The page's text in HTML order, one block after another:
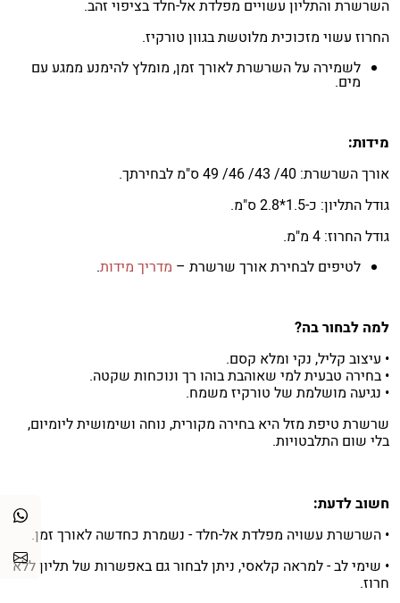
השרשרת והתליון עשויים מפלדת אל-חלד בציפוי זהב.
החרוז עשוי מזכוכית מלוטשת בגוון טורקיז.
לשמירה על השרשרת לאורך זמן, מומלץ להימנע ממגע עם
מים.
מידות:
אורך השרשרת: 40/ 43/ 46/ 49
ס"מ לבחירתך.
גודל התליון: כ-1.5*2.8 ס"מ.
גודל החרוז: 4 מ"מ.
לטיפים לבחירת אורך שרשרת – מדריך מידות.
למה לבחור בה?
• עיצוב קליל, נקי ומלא קסם.
• בחירה טבעית למי שאוהבת בוהו רך ונוכחות שקטה.
• נגיעה מושלמת של טורקיז משמח.
שרשרת טיפת מזל היא בחירה מקורית, נוחה ושימושית ליומיום,
בלי שום התלבטויות.
חשוב לדעת:
• השרשרת עשויה מפלדת אל-חלד - נשמרת כחדשה לאורך זמן.
• שימי לב - למראה קלאסי, ניתן לבחור גם באפשרות של תליון ללא
חרוז.